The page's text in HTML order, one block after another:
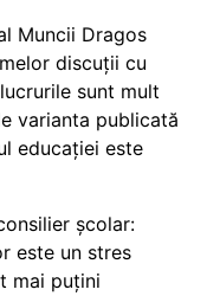
Muncii Dragos
discuții cu
sunt mult
varianta publicată
educației este
școlar:
este un stres
mai puțini